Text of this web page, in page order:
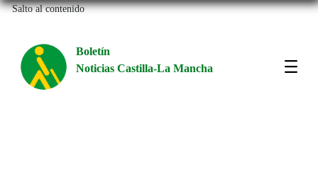
Salto al contenido
Boletín
Noticias Castilla-La Mancha